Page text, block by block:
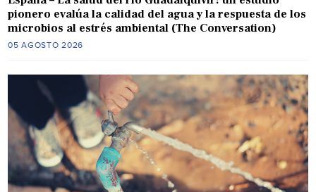
pionero evalúa la calidad del agua y la respuesta de los
microbios al estrés ambiental (The Conversation)
05 AGOSTO 2026